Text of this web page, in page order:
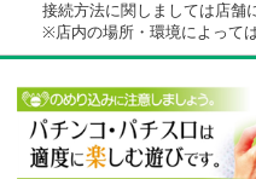
ケータイ充電器携帯電話用
※詳しくはスタッフにお尋
Ｗｉ-Ｆｉスポット設置
Ｗｉ-Ｆｉサービスを導入
接続方法に関しましては店
※店内の場所・環境によっ